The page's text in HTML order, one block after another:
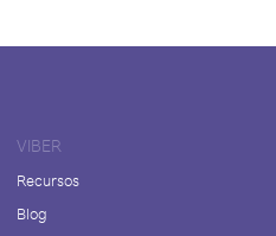
VIBER
Recursos
Blog